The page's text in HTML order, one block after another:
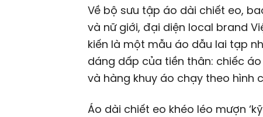
Về bộ sưu tập áo dài chiết eo,
và nữ giới, đại diện local brand
kiến là một mẫu áo dẫu lai tạp
dáng dấp của tiền thân: chiếc
và hàng khuy áo chạy theo hình
Áo dài chiết eo khéo léo mượn